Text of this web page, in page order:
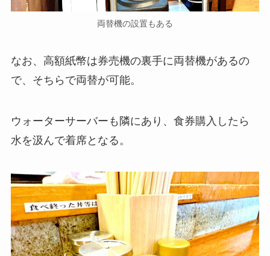
両替機の設置もある
なお、高額紙幣は券売機の裏手に両替機があるの
で、そちらで両替が可能。
ウォーターサーバーも隣にあり、食券購入したら
水を汲んで着席となる。